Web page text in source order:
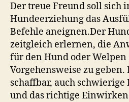
Der treue Freund soll sich
Hundeerziehung das
Befehle aneignen.Der
zeitgleich erlernen, die
für den Hund oder
Vorgehensweise zu geben.
schaffbar, auch schwierige
und das richtige